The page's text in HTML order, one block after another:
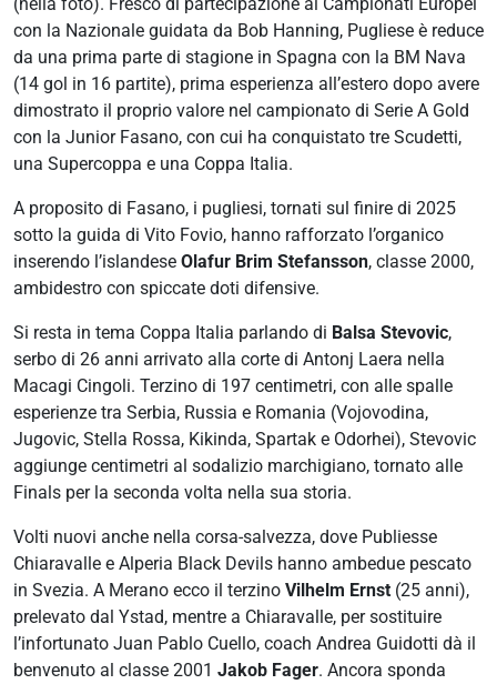
con la Nazionale guidata da Bob Hanning, Pugliese è reduce
da una prima parte di stagione in Spagna con la BM Nava
(14 gol in 16 partite), prima esperienza all’estero dopo avere
dimostrato il proprio valore nel campionato di Serie A Gold
con la Junior Fasano, con cui ha conquistato tre Scudetti,
una Supercoppa e una Coppa Italia.
A proposito di Fasano, i pugliesi, tornati sul finire di 2025
sotto la guida di Vito Fovio, hanno rafforzato l’organico
inserendo l’islandese Olafur Brim Stefansson, classe 2000,
ambidestro con spiccate doti difensive.
Si resta in tema Coppa Italia parlando di Balsa Stevovic,
serbo di 26 anni arrivato alla corte di Antonj Laera nella
Macagi Cingoli. Terzino di 197 centimetri, con alle spalle
esperienze tra Serbia, Russia e Romania (Vojovodina,
Jugovic, Stella Rossa, Kikinda, Spartak e Odorhei), Stevovic
aggiunge centimetri al sodalizio marchigiano, tornato alle
Finals per la seconda volta nella sua storia.
Volti nuovi anche nella corsa-salvezza, dove Publiesse
Chiaravalle e Alperia Black Devils hanno ambedue pescato
in Svezia. A Merano ecco il terzino Vilhelm Ernst (25 anni),
prelevato dal Ystad, mentre a Chiaravalle, per sostituire
l’infortunato Juan Pablo Cuello, coach Andrea Guidotti dà il
benvenuto al classe 2001 Jakob Fager. Ancora sponda